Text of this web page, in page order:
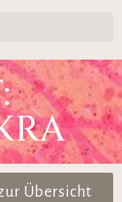
Übersicht